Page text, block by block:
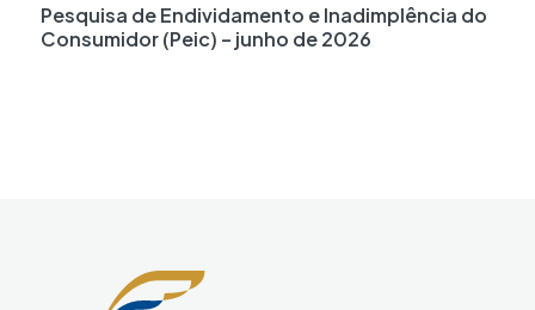
Pesquisa de Endividamento e Inadimplência do
Consumidor (Peic) – junho de 2026